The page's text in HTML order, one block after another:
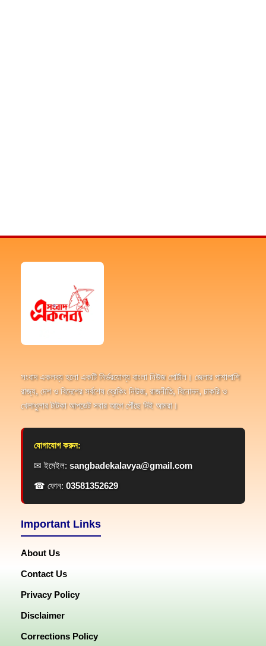
সংবাদ একলব্য হলো একটি নির্ভরযোগ্য বাংলা নিউজ পোর্টাল। জেলার পাশাপাশি
রাজ্য, দেশ ও বিদেশের সর্বশেষ ব্রেকিং নিউজ, রাজনীতি, বিনোদন, চাকরি ও
খেলাধুলার টাটকা আপডেট সবার আগে পৌঁছে দিই আমরা।
যোগাযোগ করুন:
✉ ইমেইল: sangbadekalavya@gmail.com
☎ ফোন: 03581352629
Important Links
About Us
Contact Us
Privacy Policy
Disclaimer
Corrections Policy